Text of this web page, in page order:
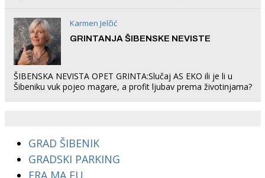
Karmen Jelčić
GRINTANJA ŠIBENSKE NEVISTE
ŠIBENSKA NEVISTA OPET GRINTA:Slučaj AS EKO ili je li u
Šibeniku vuk pojeo magare, a profit ljubav prema životinjama?
GRAD ŠIBENIK
GRADSKI PARKING
FRA MA FU